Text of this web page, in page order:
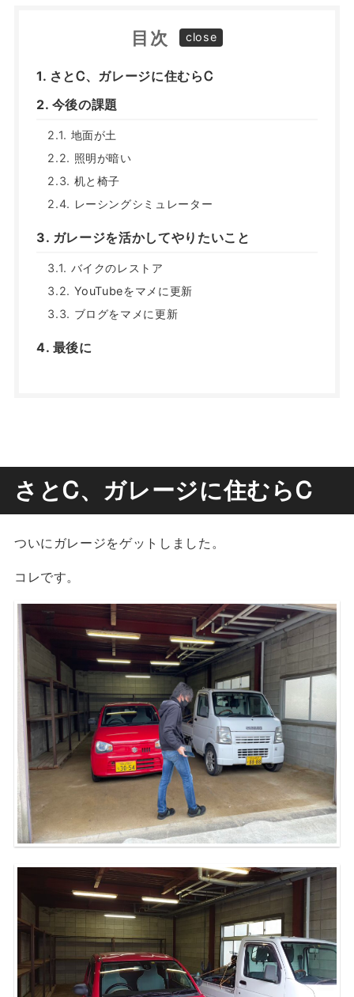
目次
さとᏟ、ガレージに住むらᏟ
今後の課題
地面が土
照明が暗い
机と椅子
レーシングシミュレーター
ガレージを活かしてやりたいこと
バイクのレストア
YouTubeをマメに更新
ブログをマメに更新
最後に
さとᏟ、ガレージに住むらᏟ
ついにガレージをゲットしました。
コレです。